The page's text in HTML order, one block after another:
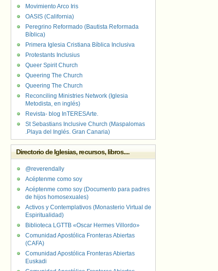
Movimiento Arco Iris
OASIS (California)
Peregrino Reformado (Bautista Reformada
Bíblica)
Primera Iglesia Cristiana Bíblica Inclusiva
Protestants Inclusius
Queer Spirit Church
Queering The Church
Queering The Church
Reconciling Ministries Network (Iglesia
Metodista, en inglés)
Revista- blog InTERESArte.
St Sebastians Inclusive Church (Maspalomas
.Playa del Inglés. Gran Canaria)
Directorio de Iglesias, recursos, libros....
@reverendally
Acéptenme como soy
Acéptenme como soy (Documento para padres
de hijos homosexuales)
Activos y Contemplativos (Monasterio Virtual de
Espiritualidad)
Biblioteca LGTTB «Oscar Hermes Villordo»
Comunidad Apostólica Fronteras Abiertas
(CAFA)
Comunidad Apostólica Fronteras Abiertas
Euskadi